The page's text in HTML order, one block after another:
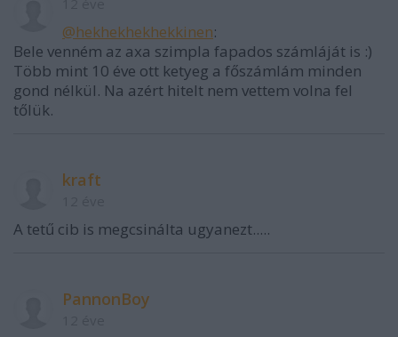
@hekhekhekhekkinen:
Bele venném az axa szimpla fapados számláját is :)
Több mint 10 éve ott ketyeg a főszámlám minden
gond nélkül. Na azért hitelt nem vettem volna fel
tőlük.
kraft
A tetű cib is megcsinálta ugyanezt.....
PannonBoy